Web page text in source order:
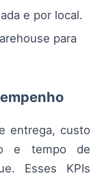
e por local.
para
entrega, custo
e tempo de
Esses KPIs